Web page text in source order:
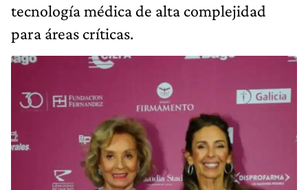
tecnología médica de alta complejidad
para áreas críticas.